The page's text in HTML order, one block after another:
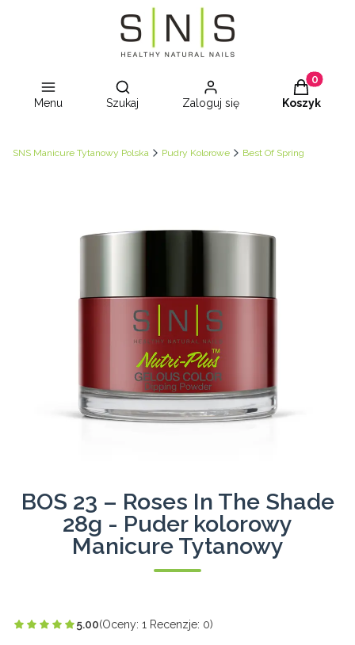
Menu
Otwórz wyszukiwarkę
Szukaj Zaloguj się
Produkty
Koszyk
SNS Manicure Tytanowy Polska Pudry Kolorowe Best Of Spring
BOS 23 – Roses In The Shade
28g - Puder kolorowy
Manicure Tytanowy
5.00(Oceny: 1 Recenzje: 0)